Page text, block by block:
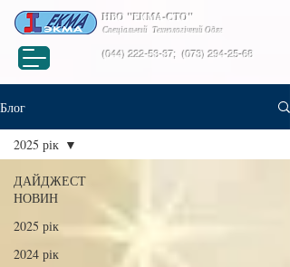
(044) 222-53-37;(073) 294-25-68
НВО "ЕКМА-СТО"
Спеціальний Технологічний Одяг
Блог
ДАЙДЖЕСТ
НОВИН
2025 рік
2024 рік
2025 рік